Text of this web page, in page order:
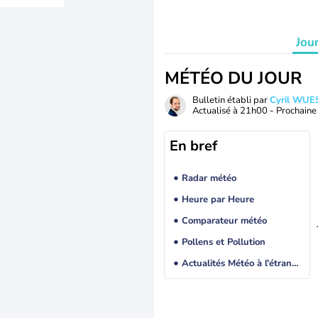
MÉTÉO DU JOUR
Bulletin établi parCyril
Actualisé à 21h00 -
En bref
Radar météo
Heure par Heure
Comparateur météo
Pollens et Pollution
Actualités Météo à l'étranger